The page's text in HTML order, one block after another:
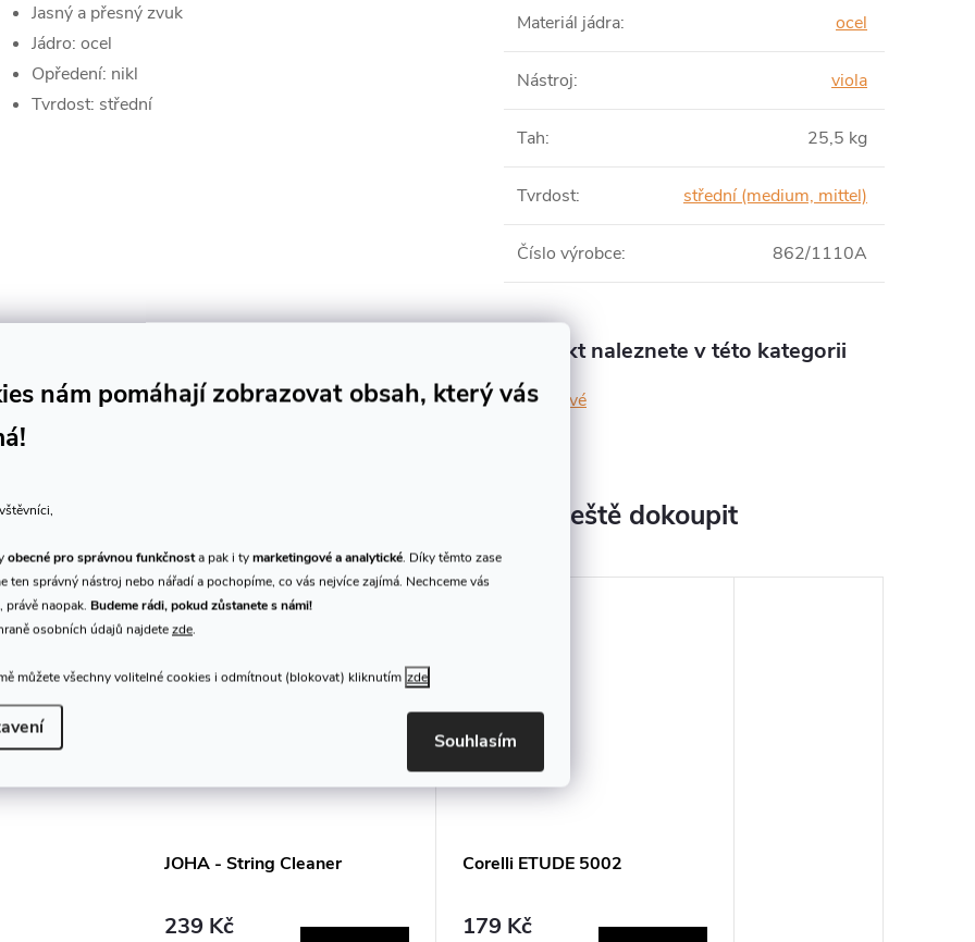
nám pomáhají zobrazovat obsah, který vás
obecné pro správnou funkčnosta pak i tymarketingové a analytické. Díky těmto zase
ten správný nástroj nebo nářadí a pochopíme, co vás nejvíce zajímá. Nechceme vás
právě naopak. Budeme rádi, pokud zůstanete s námi!
osobních údajů najdetezde.
můžete všechny volitelné cookies i odmítnout (blokovat) kliknutím zde
Souhlasím
Jasný a přesný zvuk
Jádro: ocel
Opředení: nikl
Tvrdost: střední
Materiál jádra: ocel
Nástroj: viola
Tah: 25,5 kg
Tvrdost: střední (medium, mittel)
Číslo výrobce: 862/1110A
Produkt naleznete v této kategorii
kovové
K tomuto produktu doporučujeme ještě dokoupit
JOHA - String Cleaner
239 Kč
Corelli ETUDE 5002
179 Kč